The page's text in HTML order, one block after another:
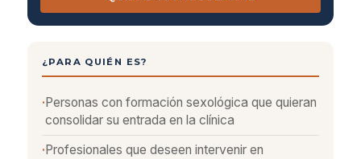
¿PARA QUIÉN ES?
Personas con formación sexológica que quieran
consolidar su entrada en la clínica
Profesionales que deseen intervenir en